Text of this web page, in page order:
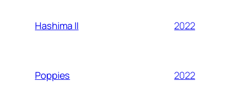
Hashima II 2022
Poppies 2022